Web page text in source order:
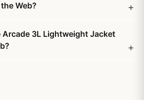
Web?
Arcade 3L Lightweight Jacket